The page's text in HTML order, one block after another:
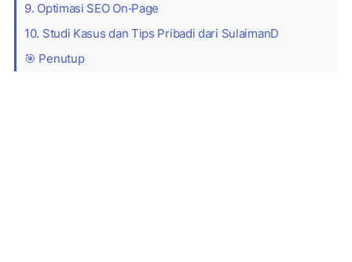
9. Optimasi SEO On‑Page
10. Studi Kasus dan Tips Pribadi dari SulaimanD
🎯 Penutup